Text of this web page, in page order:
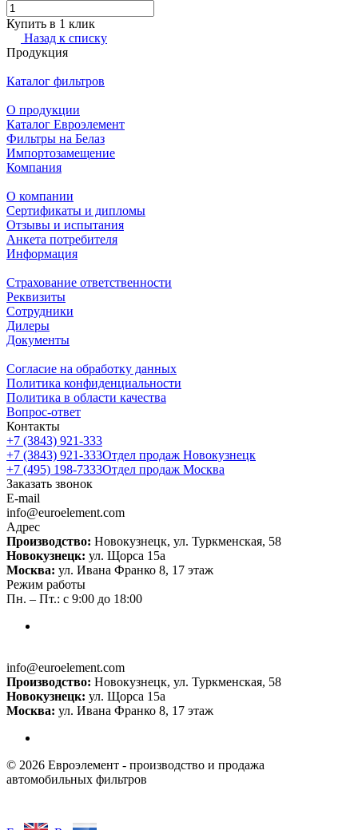
Купить в 1 клик
Назад к списку
Продукция
Каталог фильтров
О продукции
Каталог Евроэлемент
Фильтры на Белаз
Импортозамещение
Компания
О компании
Сертификаты и дипломы
Отзывы и испытания
Анкета потребителя
Информация
Страхование ответственности
Реквизиты
Сотрудники
Дилеры
Документы
Согласие на обработку данных
Политика конфиденциальности
Политика в области качества
Вопрос-ответ
Контакты
+7 (3843) 921-333
+7 (3843) 921-333Отдел продаж Новокузнецк
+7 (495) 198-7333Отдел продаж Москва
Заказать звонок
E-mail
info@euroelement.com
Адрес
Производство: Новокузнецк, ул. Туркменская, 58
Новокузнецк: ул. Щорса 15а
Москва: ул. Ивана Франко 8, 17 этаж
Режим работы
Пн. – Пт.: с 9:00 до 18:00
info@euroelement.com
Производство: Новокузнецк, ул. Туркменская, 58
Новокузнецк: ул. Щорса 15а
Москва: ул. Ивана Франко 8, 17 этаж
© 2026 Евроэлемент - производство и продажа
автомобильных фильтров